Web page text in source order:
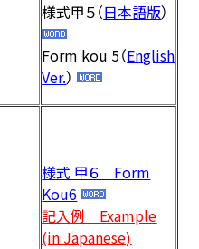
様式甲５（日本語版）
Form kou 5（English
Ver.）
様式 甲６ Form
Kou6
記入例 Example
(in Japanese)